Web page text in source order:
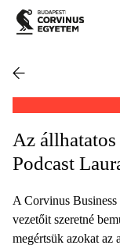
Az
Podcast
A Corvinus Business
vezetőit szeretné
megértsük azokat az